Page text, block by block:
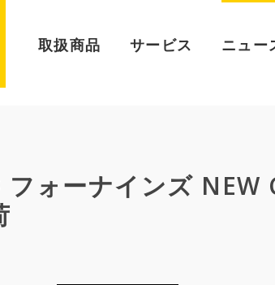
取扱商品 サービス ニュー
フォーナインズ NEW